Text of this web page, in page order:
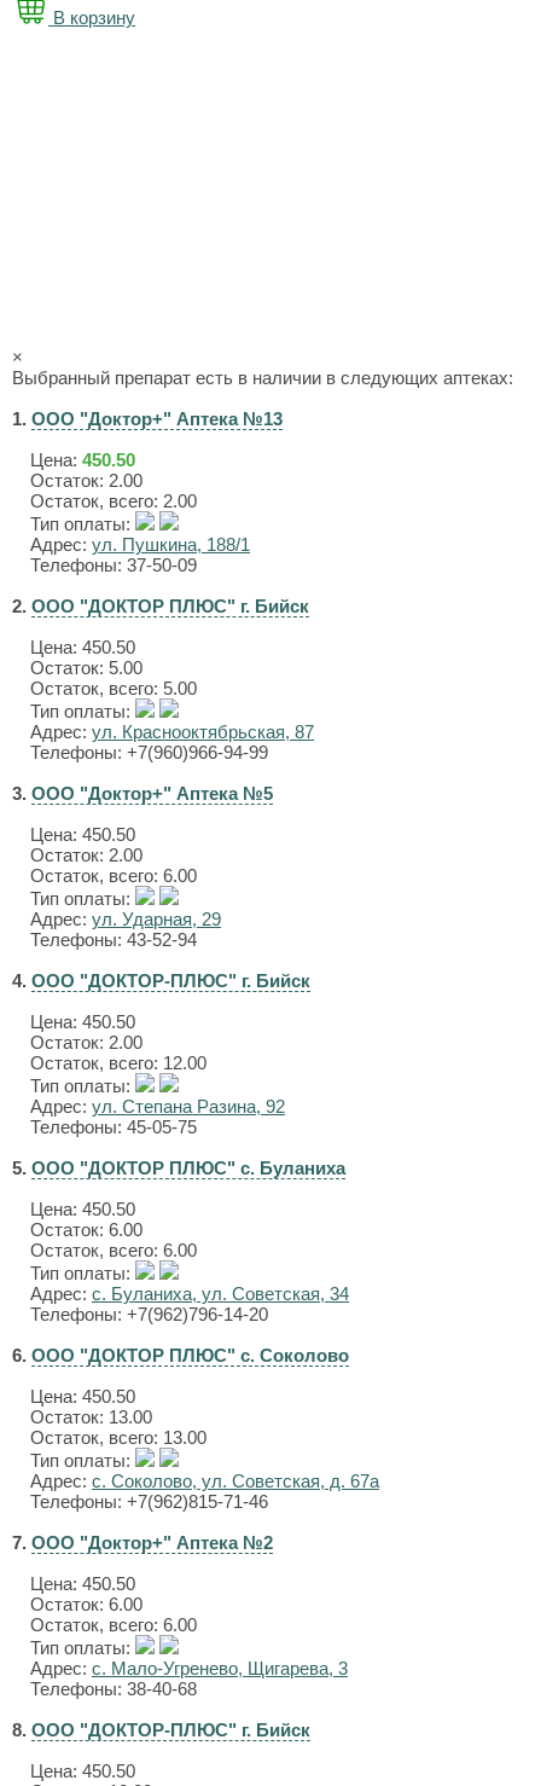
В корзину
×
Выбранный препарат есть в наличии в следующих аптеках:
1. ООО "Доктор+" Аптека №13
Цена: 450.50
Остаток: 2.00
Остаток, всего: 2.00
Тип оплаты:
Адрес: ул. Пушкина, 188/1
Телефоны: 37-50-09
2. ООО "ДОКТОР ПЛЮС" г. Бийск
Цена: 450.50
Остаток: 5.00
Остаток, всего: 5.00
Тип оплаты:
Адрес: ул. Краснооктябрьская, 87
Телефоны: +7(960)966-94-99
3. ООО "Доктор+" Аптека №5
Цена: 450.50
Остаток: 2.00
Остаток, всего: 6.00
Тип оплаты:
Адрес: ул. Ударная, 29
Телефоны: 43-52-94
4. ООО "ДОКТОР-ПЛЮС" г. Бийск
Цена: 450.50
Остаток: 2.00
Остаток, всего: 12.00
Тип оплаты:
Адрес: ул. Степана Разина, 92
Телефоны: 45-05-75
5. ООО "ДОКТОР ПЛЮС" с. Буланиха
Цена: 450.50
Остаток: 6.00
Остаток, всего: 6.00
Тип оплаты:
Адрес: с. Буланиха, ул. Советская, 34
Телефоны: +7(962)796-14-20
6. ООО "ДОКТОР ПЛЮС" с. Соколово
Цена: 450.50
Остаток: 13.00
Остаток, всего: 13.00
Тип оплаты:
Адрес: с. Соколово, ул. Советская, д. 67а
Телефоны: +7(962)815-71-46
7. ООО "Доктор+" Аптека №2
Цена: 450.50
Остаток: 6.00
Остаток, всего: 6.00
Тип оплаты:
Адрес: с. Мало-Угренево, Щигарева, 3
Телефоны: 38-40-68
8. ООО "ДОКТОР-ПЛЮС" г. Бийск
Цена: 450.50